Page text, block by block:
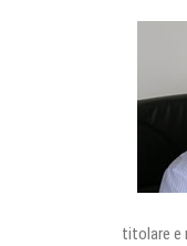
titolare e